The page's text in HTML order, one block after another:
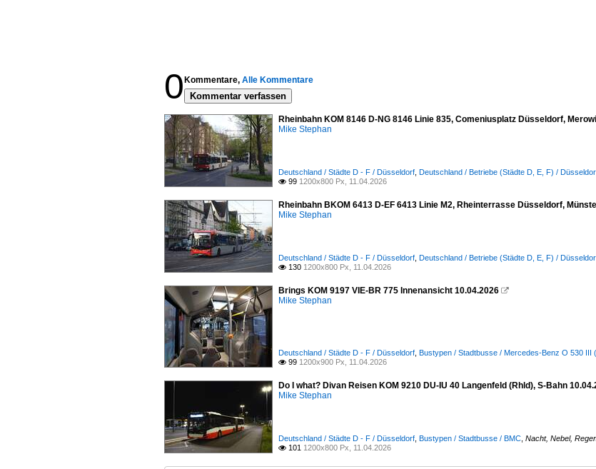
0 Kommentare, Alle Kommentare
Kommentar verfassen
Rheinbahn KOM 8146 D-NG 8146 Linie 835, Comeniusplatz Düsseldorf,
Mike Stephan
Deutschland / Städte D - F / Düsseldorf Deutschland / Betriebe (Städte D, E, F) /
 99 1200x800 Px, 11.04.2026
Rheinbahn BKOM 6413 D-EF 6413 Linie M2, Rheinterrasse Düsseldorf,
Mike Stephan
Deutschland / Städte D - F / Düsseldorf Deutschland / Betriebe (Städte D, E, F) /
 130 1200x800 Px, 11.04.2026
Brings KOM 9197 VIE-BR 775 Innenansicht 10.04.2026 
Mike Stephan
Deutschland / Städte D - F / Düsseldorf Bustypen / Stadtbusse / Mercedes-Benz O 530 III
 99 1200x900 Px, 11.04.2026
Do I what? Divan Reisen KOM 9210 DU-IU 40 Langenfeld (Rhld), S-Bahn
Mike Stephan
Deutschland / Städte D - F / Düsseldorf Bustypen / Stadtbusse / BMC Nacht, Nebel,
 101 1200x800 Px, 11.04.2026